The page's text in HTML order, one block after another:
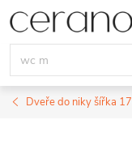
Přejít
na
obsah
Dveře do niky šířka